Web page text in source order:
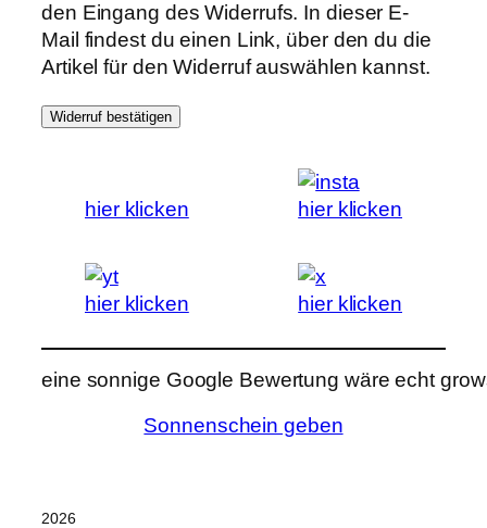
den Eingang des Widerrufs. In dieser E-
Mail findest du einen Link, über den du die
Artikel für den Widerruf auswählen kannst.
Widerruf bestätigen
hier klicken hier klicken
hier klicken hier klicken
eine sonnige Google Bewertung wäre echt
Sonnenschein geben
2026